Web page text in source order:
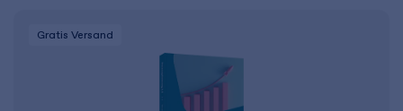
Gratis Versand